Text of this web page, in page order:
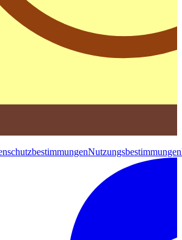
Nutzungsbestimmungen